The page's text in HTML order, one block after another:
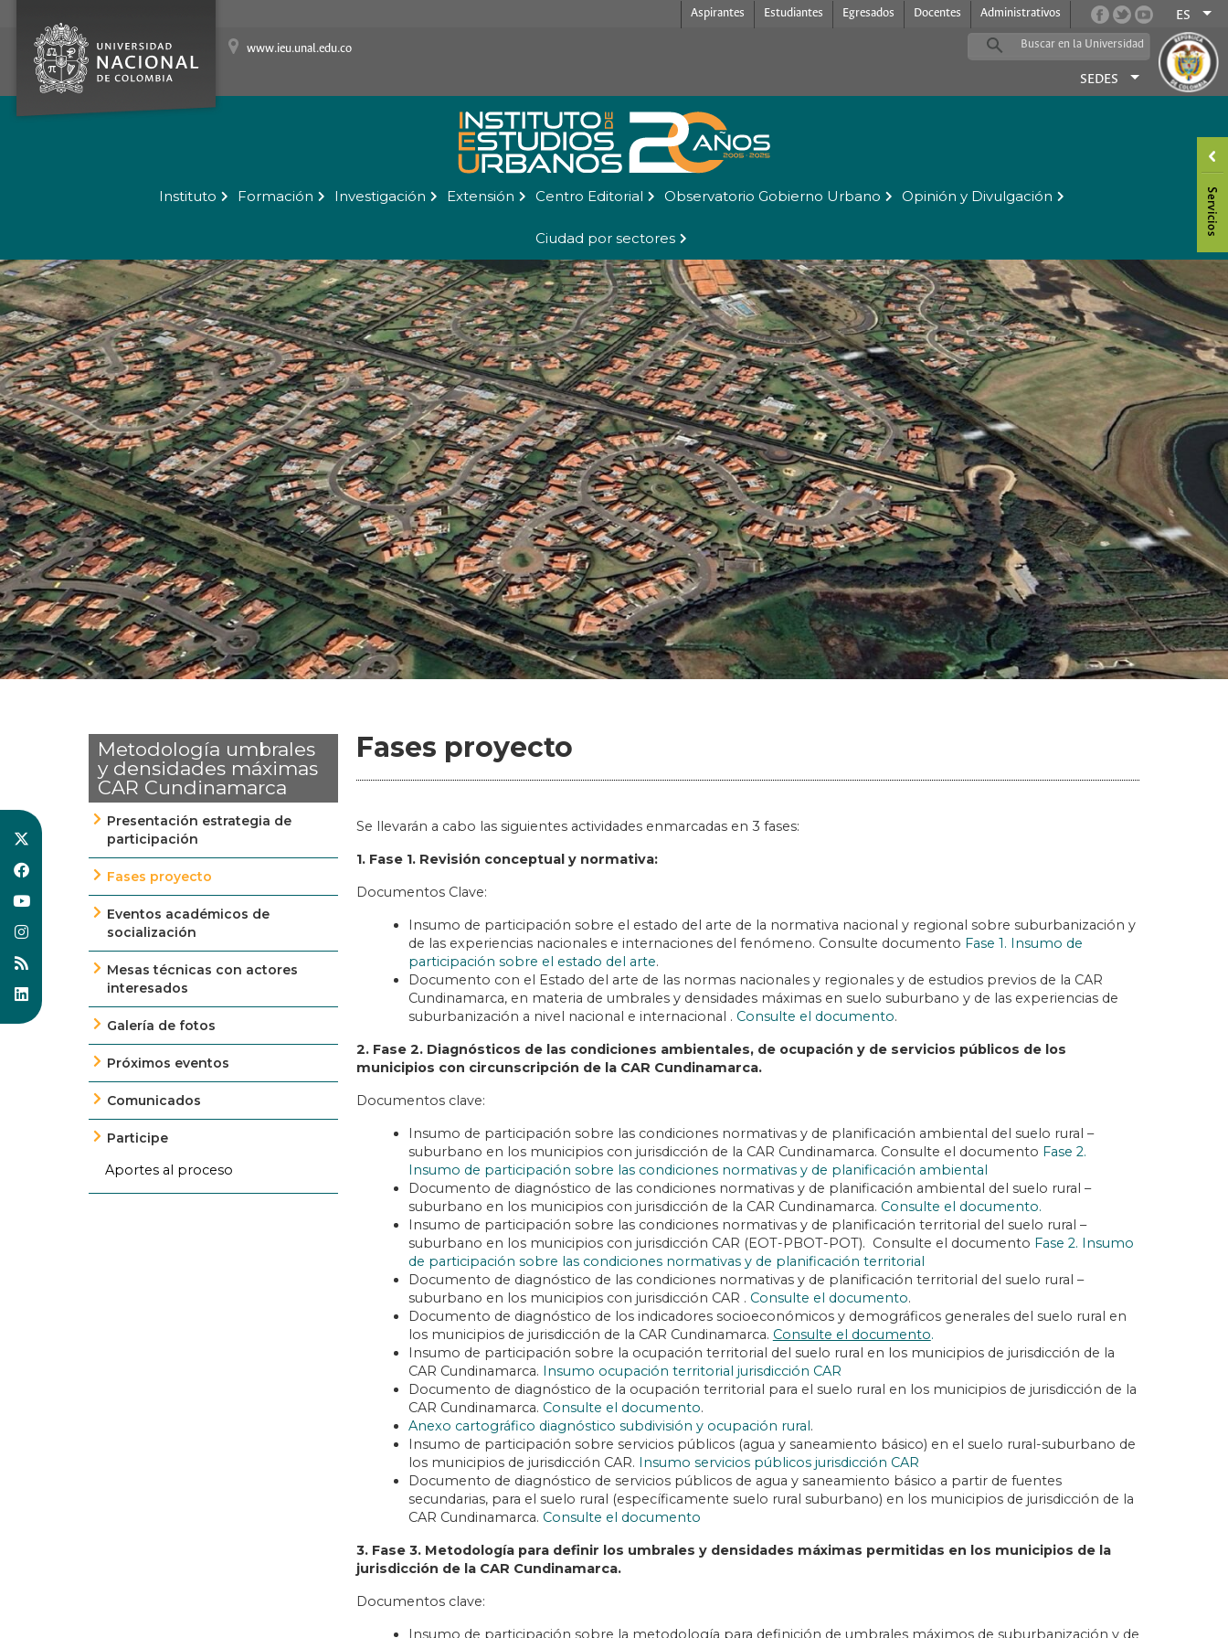
Aspirantes Estudiantes Egresados Docentes Administrativos ES
www.ieu.unal.edu.co
SEDES
Instituto Formación Investigación Extensión Centro Editorial Observatorio Gobierno Urbano Opinión y Divulgación
Ciudad por sectores
Metodología umbrales
y densidades máximas
CAR Cundinamarca
Presentación estrategia de
participación
Fases proyecto
Eventos académicos de
socialización
Mesas técnicas con actores
interesados
Galería de fotos
Próximos eventos
Comunicados
Participe
Aportes al proceso
Fases proyecto
Se llevarán a cabo las siguientes actividades enmarcadas en 3 fases:
1. Fase 1. Revisión conceptual y normativa:
Documentos Clave:
Insumo de participación sobre el estado del arte de la normativa nacional y regional sobre suburbanización y
de las experiencias nacionales e internaciones del fenómeno. Consulte documento Fase 1. Insumo de
participación sobre el estado del arte.
Documento con el Estado del arte de las normas nacionales y regionales y de estudios previos de la CAR
Cundinamarca, en materia de umbrales y densidades máximas en suelo suburbano y de las experiencias de
suburbanización a nivel nacional e internacional . Consulte el documento.
2. Fase 2. Diagnósticos de las condiciones ambientales, de ocupación y de servicios públicos de los
municipios con circunscripción de la CAR Cundinamarca.
Documentos clave:
Insumo de participación sobre las condiciones normativas y de planificación ambiental del suelo rural –
suburbano en los municipios con jurisdicción de la CAR Cundinamarca. Consulte el documento Fase 2.
Insumo de participación sobre las condiciones normativas y de planificación ambiental
Documento de diagnóstico de las condiciones normativas y de planificación ambiental del suelo rural –
suburbano en los municipios con jurisdicción de la CAR Cundinamarca. Consulte el documento.
Insumo de participación sobre las condiciones normativas y de planificación territorial del suelo rural –
suburbano en los municipios con jurisdicción CAR (EOT-PBOT-POT). Consulte el documento Fase 2. Insumo
de participación sobre las condiciones normativas y de planificación territorial
Documento de diagnóstico de las condiciones normativas y de planificación territorial del suelo rural –
suburbano en los municipios con jurisdicción CAR . Consulte el documento.
Documento de diagnóstico de los indicadores socioeconómicos y demográficos generales del suelo rural en
los municipios de jurisdicción de la CAR Cundinamarca. Consulte el documento.
Insumo de participación sobre la ocupación territorial del suelo rural en los municipios de jurisdicción de la
CAR Cundinamarca.
Insumo ocupación territorial jurisdicción CAR
Documento de diagnóstico de la ocupación territorial para el suelo rural en los municipios de jurisdicción de la
CAR Cundinamarca. Consulte el documento.
Anexo cartográfico diagnóstico subdivisión y ocupación rural .
Insumo de participación sobre servicios públicos (agua y saneamiento básico) en el suelo rural-suburbano de
los municipios de jurisdicción CAR.
Insumo servicios públicos jurisdicción CAR
Documento de diagnóstico de servicios públicos de agua y saneamiento básico a partir de fuentes
secundarias, para el suelo rural (específicamente suelo rural suburbano) en los municipios de jurisdicción de la
CAR Cundinamarca. Consulte el documento
3. Fase 3. Metodología para definir los umbrales y densidades máximas permitidas en los municipios de la
jurisdicción de la CAR Cundinamarca.
Documentos clave: